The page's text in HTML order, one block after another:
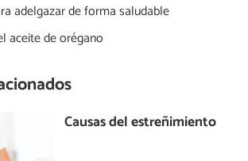
adelgazar de forma saludable
aceite de orégano
Causas del estreñimiento